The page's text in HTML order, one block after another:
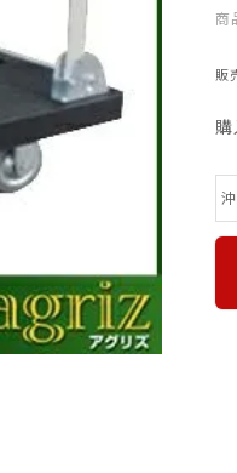
商
販